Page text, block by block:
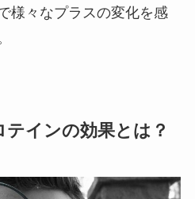
様々なプラスの変化を感
インの効果とは？